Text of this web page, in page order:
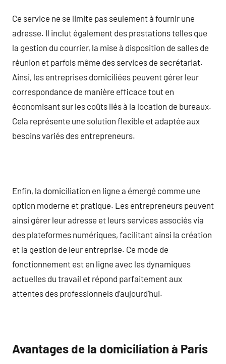
Ce service ne se limite pas seulement à fournir une
adresse. Il inclut également des prestations telles que
la gestion du courrier, la mise à disposition de salles de
réunion et parfois même des services de secrétariat.
Ainsi, les entreprises domiciliées peuvent gérer leur
correspondance de manière efficace tout en
économisant sur les coûts liés à la location de bureaux.
Cela représente une solution flexible et adaptée aux
besoins variés des entrepreneurs.
Enfin, la domiciliation en ligne a émergé comme une
option moderne et pratique. Les entrepreneurs peuvent
ainsi gérer leur adresse et leurs services associés via
des plateformes numériques, facilitant ainsi la création
et la gestion de leur entreprise. Ce mode de
fonctionnement est en ligne avec les dynamiques
actuelles du travail et répond parfaitement aux
attentes des professionnels d’aujourd’hui.
Avantages de la domiciliation à Paris